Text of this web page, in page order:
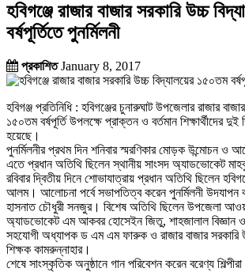
হবিগঞ্জে রাজার বাজার সরকারি উচ্চ
বর্ষপূর্তিতে পুনর্মিলনী
প্রকাশিতJanuary 8, 2017
হবিগঞ্জ প্রতিনিধি : হবিগঞ্জের চুনারুঘাট উপজেলার রাজার
১৫০তম বর্ষপূর্তি উপলক্ষে প্রাক্তন ও বর্তমান শিক্ষার্থীদের দুই
হয়েছে।
পুনর্মিলনীর প্রথম দিন শনিবার স্মরণিকার মোড়ক উন্মোচন ও
এতে প্রধান অতিথি ছিলেন স্থানীয় সাংসদ অ্যাডভোকেট
রবিবার দ্বিতীয় দিনে শোভাযাত্রায় প্রধান অতিথি ছিলেন
আলম। আলোচনা পর্বে সভাপতিত্ব করেন পুনর্মিলনী উদযাপন
হাসনাত চৌধুরী সনজুর। বিশেষ অতিথি ছিলেন উপজেলা
অ্যাডভোকেট এম আকবর হোসেইন জিতু, শাহজালাল বিজ্ঞান ও
সহযোগী অধ্যাপক ড এম এম ফারুক ও রাজার বাজার সরকারি
শিক্ষক কামরুন্নাহার।
শেষে সাংস্কৃতিক অনুষ্ঠানে গান পরিবেশন করেন বরেণ্য